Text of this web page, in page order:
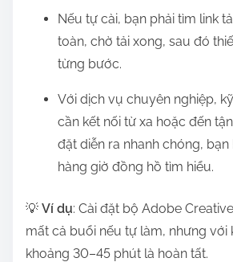
Nếu tự cài, bạn phải tìm link
toàn, chờ tải xong, sau đó
từng bước.
Với dịch vụ chuyên nghiệp,
cần kết nối từ xa hoặc đến
đặt diễn ra nhanh chóng,
hàng giờ đồng hồ tìm hiểu.
💡 Ví dụ: Cài đặt bộ Adobe
mất cả buổi nếu tự làm, nhưng với
khoảng 30–45 phút là hoàn tất.